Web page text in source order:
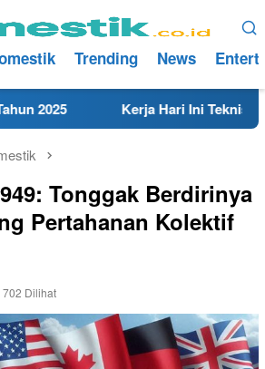
Trending News
Kerja Hari Ini Teknisi/
Tonggak Berdirinya
Pertahanan Kolektif
702 Dilihat